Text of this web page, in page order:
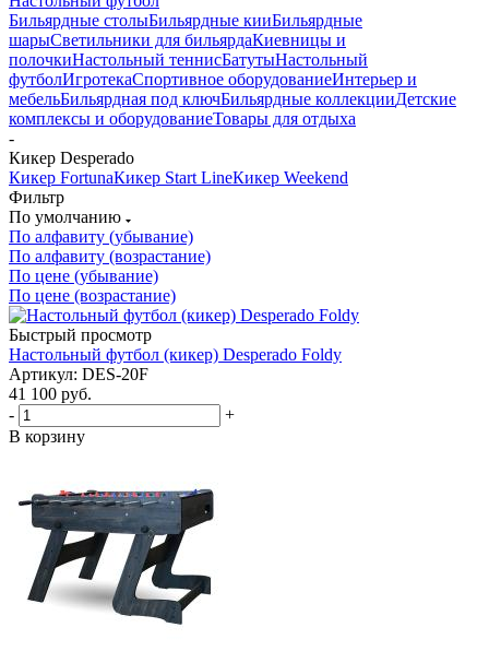
Бильярдные столыБильярдные кииБильярдные
шарыСветильники для бильярдаКиевницы и
полочкиНастольный теннисБатутыНастольный
футболИгротекаСпортивное оборудованиеИнтерьер и
мебельБильярдная под ключБильярдные коллекцииДетские
комплексы и оборудованиеТовары для отдыха
-
Кикер Desperado
Кикер FortunaКикер Start LineКикер Weekend
Фильтр
По умолчанию
По алфавиту (убывание)
По алфавиту (возрастание)
По цене (убывание)
По цене (возрастание)
Быстрый просмотр
Настольный футбол (кикер) Desperado Foldy
Артикул: DES-20F
41 100 руб.
-
+
В корзину